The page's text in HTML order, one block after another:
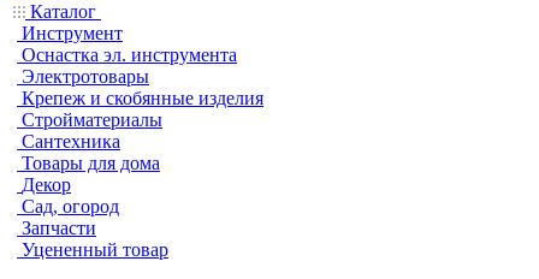
Каталог
Инструмент
Оснастка эл. инструмента
Электротовары
Крепеж и скобянные изделия
Стройматериалы
Сантехника
Товары для дома
Декор
Сад, огород
Запчасти
Уцененный товар